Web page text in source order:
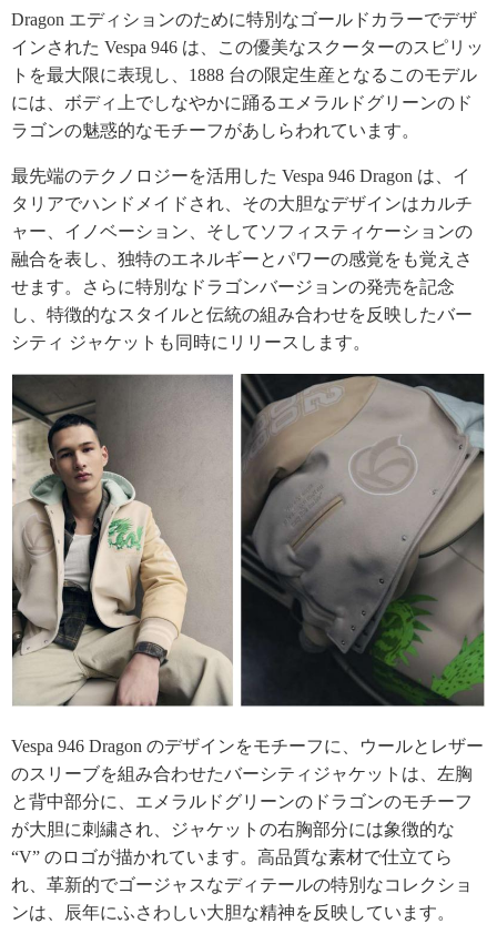
Dragon エディションのために特別なゴールドカラーでデザ
インされた Vespa 946 は、この優美なスクーターのスピリッ
トを最大限に表現し、1888 台の限定生産となるこのモデル
には、ボディ上でしなやかに踊るエメラルドグリーンのド
ラゴンの魅惑的なモチーフがあしらわれています。
最先端のテクノロジーを活用した Vespa 946 Dragon は、イ
タリアでハンドメイドされ、その大胆なデザインはカルチ
ャー、イノベーション、そしてソフィスティケーションの
融合を表し、独特のエネルギーとパワーの感覚をも覚えさ
せます。さらに特別なドラゴンバージョンの発売を記念
し、特徴的なスタイルと伝統の組み合わせを反映したバー
シティ ジャケットも同時にリリースします。
Vespa 946 Dragon のデザインをモチーフに、ウールとレザー
のスリーブを組み合わせたバーシティジャケットは、左胸
と背中部分に、エメラルドグリーンのドラゴンのモチーフ
が大胆に刺繍され、ジャケットの右胸部分には象徴的な
“V” のロゴが描かれています。高品質な素材で仕立てら
れ、革新的でゴージャスなディテールの特別なコレクショ
ンは、辰年にふさわしい大胆な精神を反映しています。